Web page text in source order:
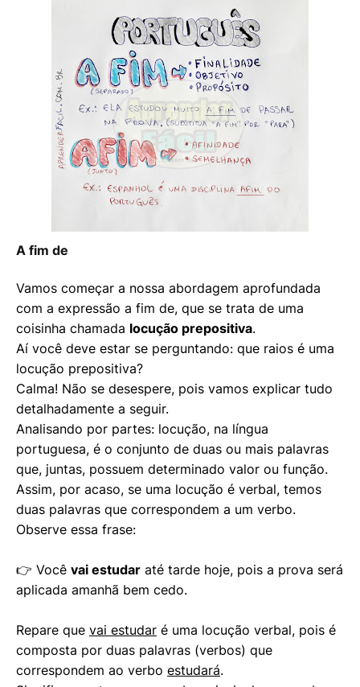
A fim de
Vamos começar a nossa abordagem aprofundada
com a expressão a fim de, que se trata de uma
coisinha chamada locução prepositiva.
Aí você deve estar se perguntando: que raios é uma
locução prepositiva?
Calma! Não se desespere, pois vamos explicar tudo
detalhadamente a seguir.
Analisando por partes: locução, na língua
portuguesa, é o conjunto de duas ou mais palavras
que, juntas, possuem determinado valor ou função.
Assim, por acaso, se uma locução é verbal, temos
duas palavras que correspondem a um verbo.
Observe essa frase:
👉 Você vai estudar até tarde hoje, pois a prova será
aplicada amanhã bem cedo.
Repare que vai estudar é uma locução verbal, pois é
composta por duas palavras (verbos) que
correspondem ao verbo estudará.